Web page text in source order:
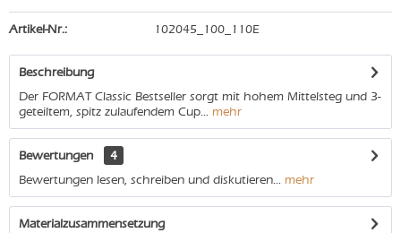
Artikel-Nr.: 102045_100_110E
Beschreibung
Der FORMAT Classic Bestseller sorgt mit hohem Mittelsteg und 3-
geteiltem, spitz zulaufendem Cup... mehr
Bewertungen
4
Bewertungen lesen, schreiben und diskutieren... mehr
Materialzusammensetzung